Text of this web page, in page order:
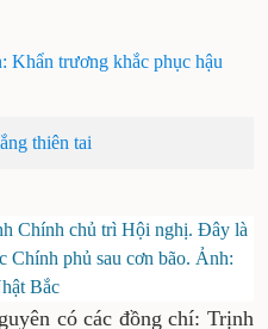
Khẩn trương khắc phục hậu
thiên tai
Chính chủ trì Hội nghị. Đây là
Chính phủ sau cơn bão. Ảnh:
Bắc
có các đồng chí: Trịnh